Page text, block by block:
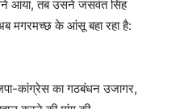
आया, तब उसने जसवंत सिंह
अब मगरमच्छ के आंसू बहा रहा है:
कांग्रेस का गठबंधन उजागर,